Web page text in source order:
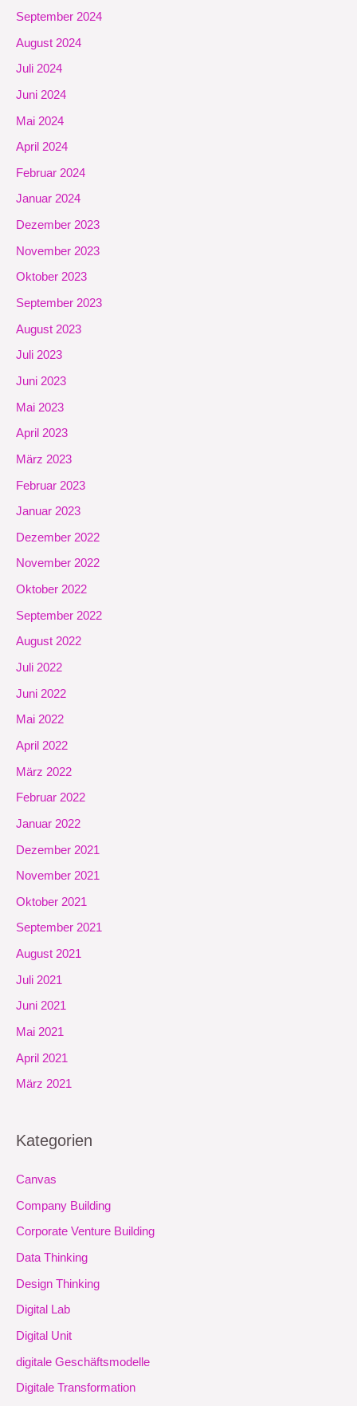
September 2024
August 2024
Juli 2024
Juni 2024
Mai 2024
April 2024
Februar 2024
Januar 2024
Dezember 2023
November 2023
Oktober 2023
September 2023
August 2023
Juli 2023
Juni 2023
Mai 2023
April 2023
März 2023
Februar 2023
Januar 2023
Dezember 2022
November 2022
Oktober 2022
September 2022
August 2022
Juli 2022
Juni 2022
Mai 2022
April 2022
März 2022
Februar 2022
Januar 2022
Dezember 2021
November 2021
Oktober 2021
September 2021
August 2021
Juli 2021
Juni 2021
Mai 2021
April 2021
März 2021
Kategorien
Canvas
Company Building
Corporate Venture Building
Data Thinking
Design Thinking
Digital Lab
Digital Unit
digitale Geschäftsmodelle
Digitale Transformation